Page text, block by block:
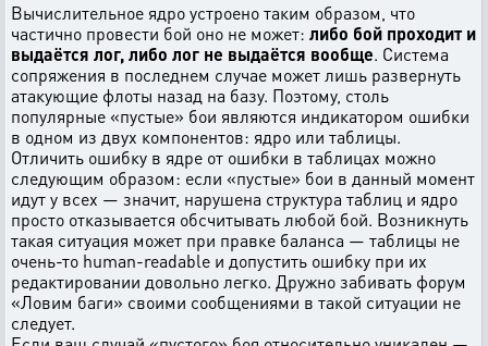
Вычислительное ядро устроено таким образом, что
частично провести бой оно не может: либо бой проходит и
выдаётся лог, либо лог не выдаётся вообще. Система
сопряжения в последнем случае может лишь развернуть
атакующие флоты назад на базу. Поэтому, столь
популярные «пустые» бои являются индикатором ошибки
в одном из двух компонентов: ядро или таблицы.
Отличить ошибку в ядре от ошибки в таблицах можно
следующим образом: если «пустые» бои в данный момент
идут у всех — значит, нарушена структура таблиц и ядро
просто отказывается обсчитывать любой бой. Возникнуть
такая ситуация может при правке баланса — таблицы не
очень-то human-readable и допустить ошибку при их
редактировании довольно легко. Дружно забивать форум
«Ловим баги» своими сообщениями в такой ситуации не
следует.